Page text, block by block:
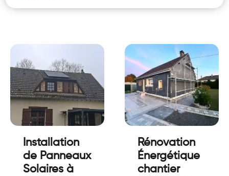
Installation
de Panneaux
Solaires à
Rénovation
Énergétique
chantier